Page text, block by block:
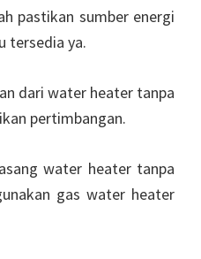
pastikan sumber energi
tersedia ya.
dari water heater tanpa
pertimbangan.
water heater tanpa
gas water heater